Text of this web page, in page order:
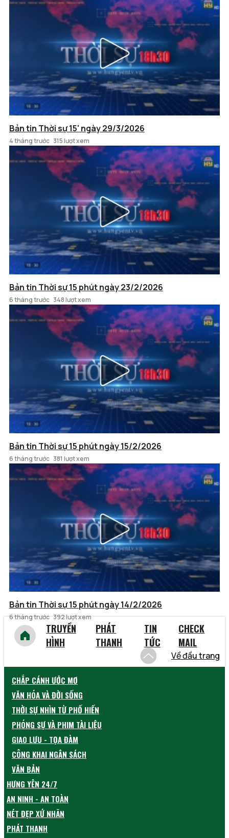
Bản tin Thời sự 15' ngày 29/3/2026
4 tháng trước 315 lượt xem
Bản tin Thời sự 15 phút ngày 23/2/2026
6 tháng trước 348 lượt xem
Bản tin Thời sự 15 phút ngày 15/2/2026
6 tháng trước 381 lượt xem
Bản tin Thời sự 15 phút ngày 14/2/2026
6 tháng trước 392 lượt xem
TRUYỀN
HÌNH
PHÁT
THANH
TIN
TỨC
CHECK
MAIL
Về đầu trang
CHẮP CÁNH ƯỚC MƠ
VĂN HÓA VÀ ĐỜI SỐNG
THỜI SỰ NHÌN TỪ PHỐ HIẾN
PHÓNG SỰ VÀ PHIM TÀI LIỆU
GIAO LƯU - TỌA ĐÀM
CÔNG KHAI NGÂN SÁCH
VĂN BẢN
HƯNG YÊN 24/7
AN NINH - AN TOÀN
NÉT ĐẸP XỨ NHÃN
PHÁT THANH